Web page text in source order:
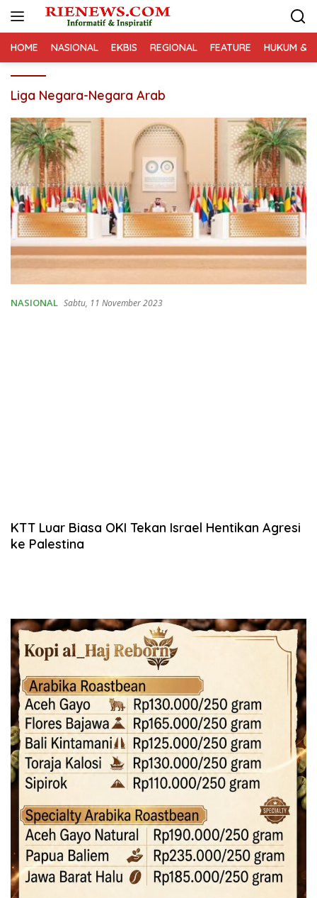
HOME NASIONAL EKBIS REGIONAL FEATURE HUKUM &
Liga Negara-Negara Arab
NASIONAL Sabtu, 11 November 2023
KTT Luar Biasa OKI Tekan Israel Hentikan Agresi
ke Palestina